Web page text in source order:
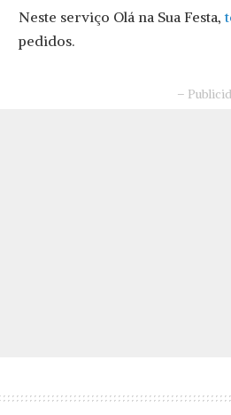
Neste serviço Olá na Sua Festa,
pedidos.
–